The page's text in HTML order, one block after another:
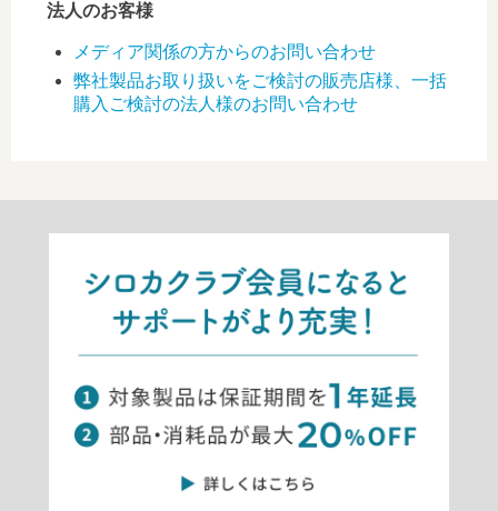
法人のお客様
メディア関係の方からのお問い合わせ
弊社製品お取り扱いをご検討の販売店様、一括
購入ご検討の法人様のお問い合わせ